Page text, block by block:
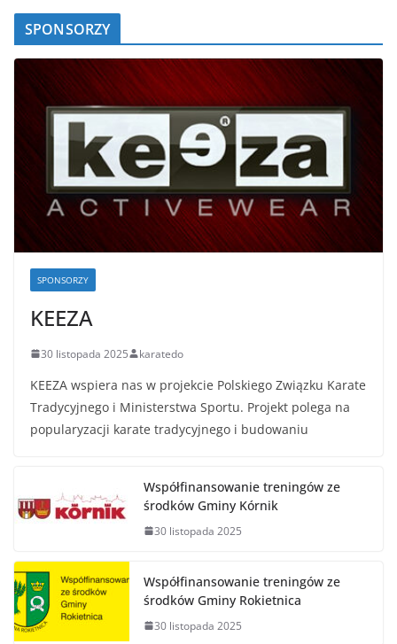
SPONSORZY
SPONSORZY
KEEZA
30 listopada 2025 karatedo
KEEZA wspiera nas w projekcie Polskiego Związku Karate
Tradycyjnego i Ministerstwa Sportu. Projekt polega na
popularyzacji karate tradycyjnego i budowaniu
Współfinansowanie treningów ze
środków Gminy Kórnik
30 listopada 2025
Współfinansowanie treningów ze
środków Gminy Rokietnica
30 listopada 2025